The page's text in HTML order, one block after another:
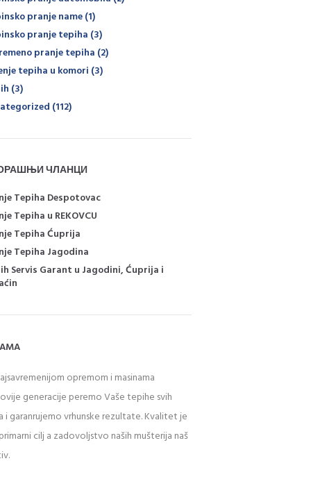
pranje name(1)
pranje tepiha (3)
pranje tepiha (2)
tepiha u komori (3)
(3)
(112)
ЧЛАНЦИ
Tepiha Despotovac
Tepiha u REKOVCU
Tepiha Ćuprija
Tepiha Jagodina
Servis Garant u Jagodini, Ćuprija i
opremom i masinama
generacije peremo Vaše tepihe svih
i garanrujemo vrhunske rezultate. Kvalitet je
cilj a zadovoljstvo naših mušterija naš